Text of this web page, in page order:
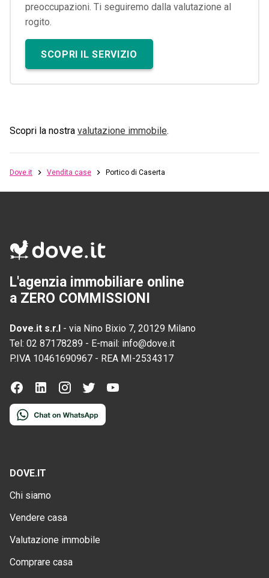
preoccupazioni. Ti seguiremo dalla valutazione al
rogito.
SCOPRI IL SERVIZIO
Scopri la nostra valutazione immobile.
Dove.it Vendita case Portico di Caserta
L'agenzia immobiliare online
a ZERO COMMISSIONI
Dove.it s.r.l - via Nino Bixio 7, 20129 Milano
Tel: 02 87178289 - E-mail: info@dove.it
P.IVA 10461690967 - REA MI-2534317
DOVE.IT
Chi siamo
Vendere casa
Valutazione immobile
Comprare casa